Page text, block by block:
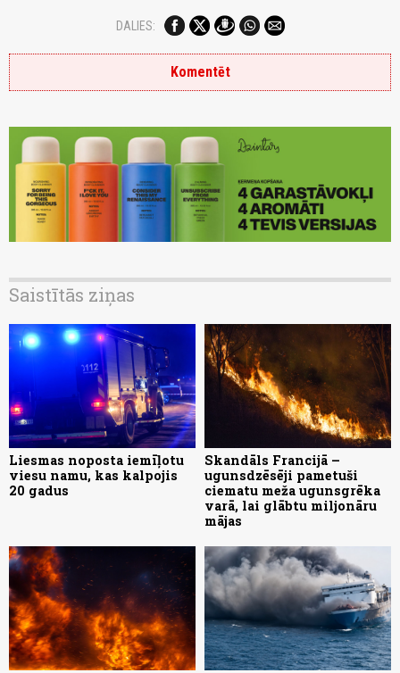
DALIES:
Komentēt
Saistītās ziņas
Liesmas noposta iemīļotu
viesu namu, kas kalpojis
20 gadus
Skandāls Francijā –
ugunsdzēsēji pametuši
ciematu meža ugunsgrēka
varā, lai glābtu miljonāru
mājas